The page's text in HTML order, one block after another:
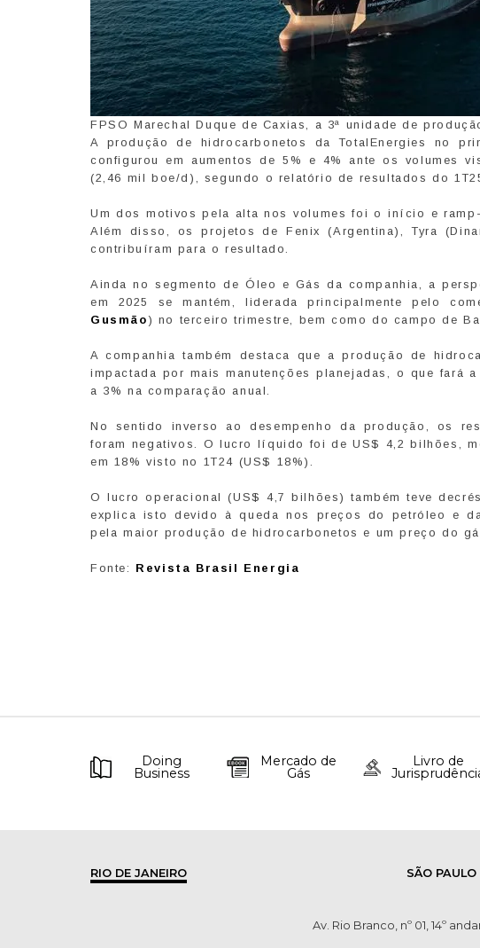
FPSO Marechal Duque de Caxias, a 3ª unidade de
A produção de hidrocarbonetos da TotalEnergies no
configurou em aumentos de 5% e 4% ante os volumes
(2,46 mil boe/d), segundo o relatório de resultados do
Um dos motivos pela alta nos volumes foi o início e
Além disso, os projetos de Fenix (Argentina), Tyra
contribuíram para o resultado.
Ainda no segmento de Óleo e Gás da companhia, a
em 2025 se mantém, liderada principalmente pelo
Gusmão) no terceiro trimestre, bem como do campo de
A companhia também destaca que a produção de
impactada por mais manutenções planejadas, o que fará
a 3% na comparação anual.
No sentido inverso ao desempenho da produção, os
foram negativos. O lucro líquido foi de US$ 4,2 bilhões,
em 18% visto no 1T24 (US$ 18%).
O lucro operacional (US$ 4,7 bilhões) também teve
explica isto devido à queda nos preços do petróleo e
pela maior produção de hidrocarbonetos e um preço do
Fonte: Revista Brasil Energia
Doing
Business
Mercado de
Gás
Livro de
RIO DE JANEIRO SÃO PAULO
Av. Rio Branco, nº 01, 14º